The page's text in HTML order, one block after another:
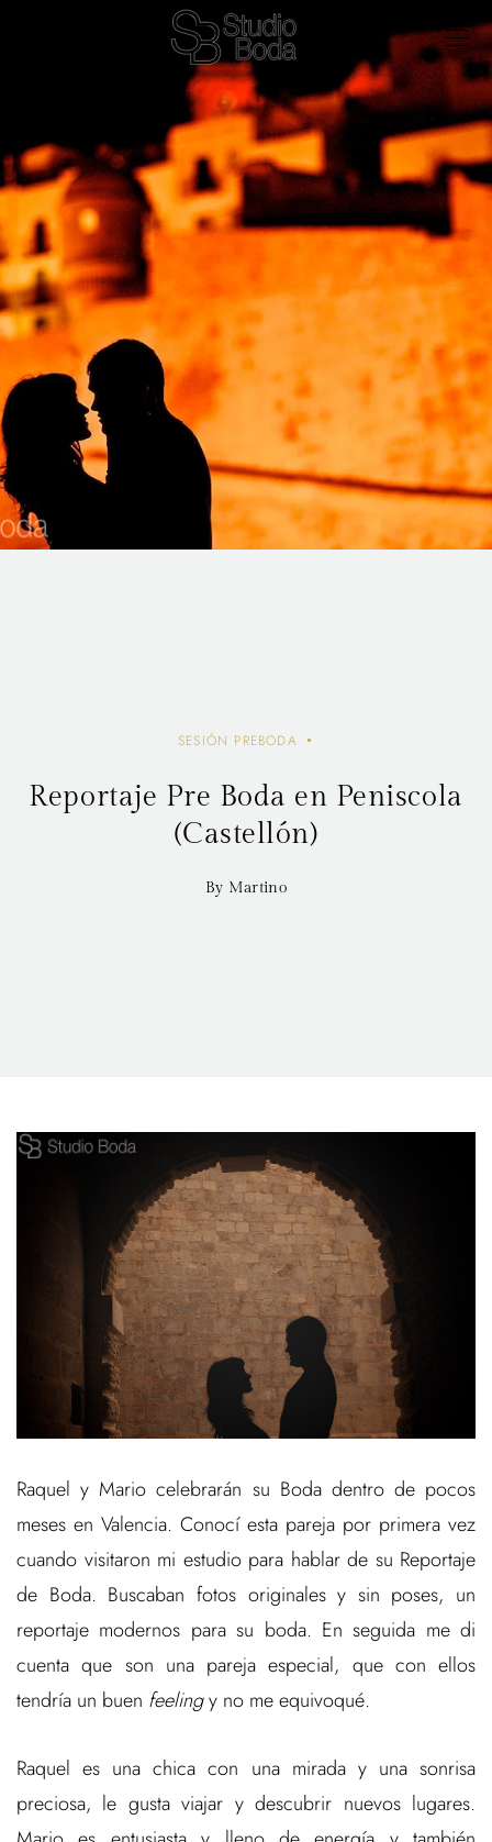
SESIÓN PREBODA
Reportaje Pre Boda en Peniscola
(Castellón)
By Martino
Raquel y Mario celebrarán su Boda dentro de pocos
meses en Valencia. Conocí esta pareja por primera vez
cuando visitaron mi estudio para hablar de su Reportaje
de Boda. Buscaban fotos originales y sin poses, un
reportaje modernos para su boda. En seguida me di
cuenta que son una pareja especial, que con ellos
tendría un buen feelingy no me equivoqué.
Raquel es una chica con una mirada y una sonrisa
preciosa, le gusta viajar y descubrir nuevos lugares.